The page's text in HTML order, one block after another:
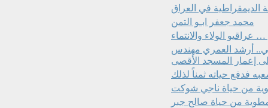
في العراق
محمد جعفر ابـو التمن
أرشد العمري مهندس
إعمار المسجد الأقصى
فدفع حياته ثمناً لذلك
من حياة ناجي شوكت
من حياة صالح جبر